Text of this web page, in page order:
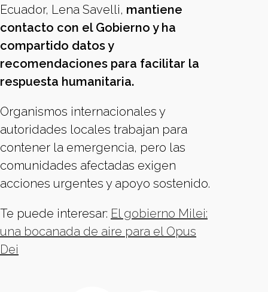
Ecuador, Lena Savelli, mantiene
contacto con el Gobierno y ha
compartido datos y
recomendaciones para facilitar la
respuesta humanitaria.
Organismos internacionales y
autoridades locales trabajan para
contener la emergencia, pero las
comunidades afectadas exigen
acciones urgentes y apoyo sostenido.
Te puede interesar: El gobierno Milei:
una bocanada de aire para el Opus
Dei